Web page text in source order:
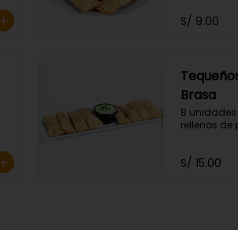
S/ 9.00
Brasa
8
rellenos de
S/ 15.00